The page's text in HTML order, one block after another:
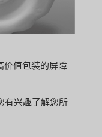
价值包装的屏障
有兴趣了解您所